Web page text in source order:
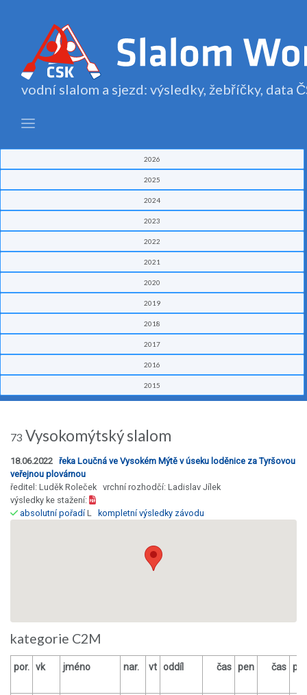
vodní slalom a sjezd: výsledky, žebříčky, data
2026
2025
2024
2023
2022
2021
2020
2019
2018
2017
2016
2015
73 Vysokomýtský slalom
18.06.2022 řeka Loučná ve Vysokém Mýtě v úseku loděnice za Tyršovou
veřejnou plovárnou
ředitel: Luděk Roleček vrchní rozhodčí: Ladislav Jílek
výsledky ke stažení:
absolutní pořadíL kompletní výsledky závodu
kategorie C2M
por. vk jméno nar. vt oddíl čas pen čas